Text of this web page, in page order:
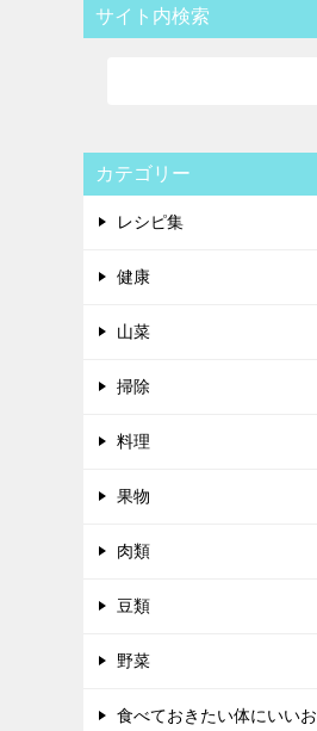
サイト内検索
カテゴリー
レシピ集
健康
山菜
掃除
料理
果物
肉類
豆類
野菜
食べておきたい体にいい